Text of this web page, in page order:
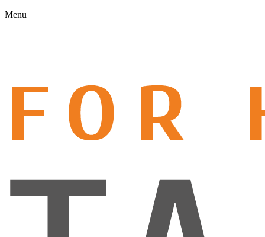
Menu